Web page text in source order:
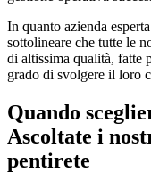
In quanto azienda
sottolineare che tutte le
di altissima qualità, fatte
grado di svolgere il loro
Quando
Ascoltate i
pentirete